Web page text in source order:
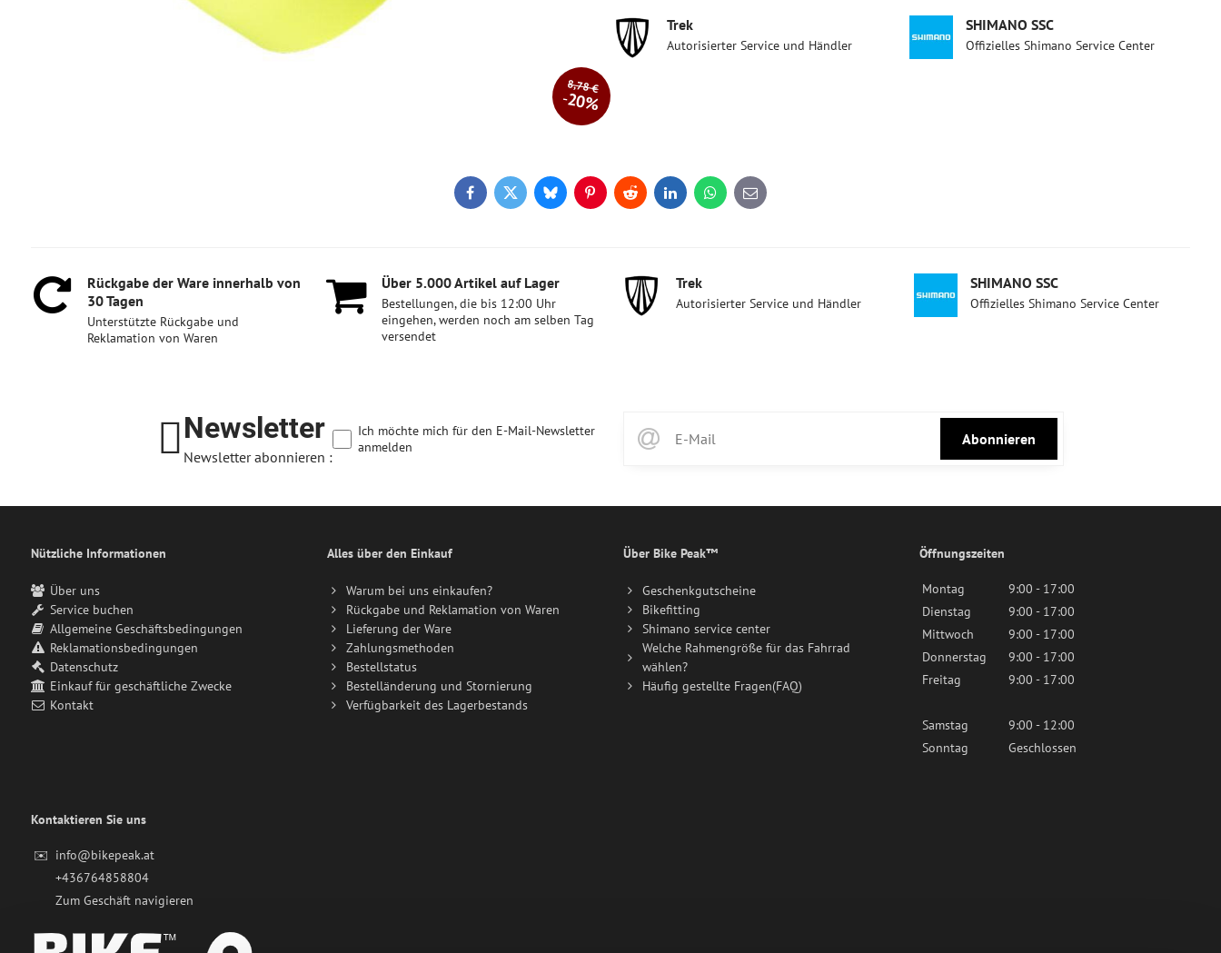
8,78 €
20%
Trek
Autorisierter Service und Händler
SHIMANO SSC
Offizielles Shimano Service Center
FacebookTwitterBlueskyPinterestRedditLinkedInWhatsApp
E-
mail
Rückgabe der Ware innerhalb von
30 Tagen
Unterstützte Rückgabe und
Reklamation von Waren
Über 5​.000 Artikel auf Lager
Bestellungen, die bis 12:00 Uhr
eingehen, werden noch am selben Tag
versendet
Trek
Autorisierter Service und Händler
SHIMANO SSC
Offizielles Shimano Service Center
Newsletter
Newsletter abonnieren :
Abonnieren
Ich möchte mich für den E-Mail-Newsletter
anmelden
Nützliche Informationen
Über uns
Service buchen
Allgemeine Geschäftsbedingungen
Reklamationsbedingungen
Datenschutz
Einkauf für geschäftliche Zwecke
Kontakt
Alles über den Einkauf
Warum bei uns einkaufen?
Rückgabe und Reklamation von Waren
Lieferung der Ware
Zahlungsmethoden
Bestellstatus
Bestelländerung und Stornierung
Verfügbarkeit des Lagerbestands
Über Bike Peak™
Geschenkgutscheine
Bikefitting
Shimano service center
Welche Rahmengröße für das Fahrrad
wählen?
Häufig gestellte Fragen(FAQ)
Öffnungszeiten
Montag
9:00 - 17:00
Dienstag
9:00 - 17:00
Mittwoch
9:00 - 17:00
Donnerstag
9:00 - 17:00
Freitag
9:00 - 17:00
Samstag
9:00 - 12:00
Sonntag
Geschlossen
Kontaktieren Sie uns
✉️ info@bikepeak.at
+436764858804
Zum Geschäft navigieren